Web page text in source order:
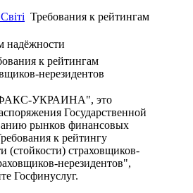
Требования к рейтингам
надёжности
к рейтингам
нерезидентов
УКРАИНА", это
Государственной
рынков финансовых
к рейтингу
(стойкости) страховщиков-
нерезидентов",
Госфинуслуг.